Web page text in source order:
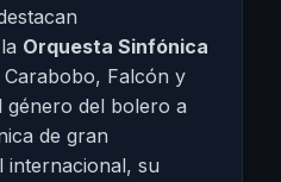
Orquesta Sinfónica
Carabobo, Falcón y
género del bolero a
de gran
internacional, su